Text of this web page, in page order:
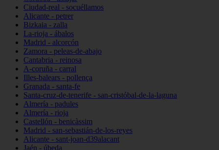
Ciudad-real - socuéllamos
Alicante - petrer
Bizkaia - zalla
La-rioja - ábalos
Madrid - alcorcón
Zamora - peleas-de-abajo
Cantabria - reinosa
A-coruña - carral
Illes-balears - pollença
Granada - santa-fe
Santa-cruz-de-tenerife - san-cristóbal-de-la-laguna
Almería - padules
Almería - rioja
Castellón - benicàssim
Madrid - san-sebastián-de-los-reyes
Alicante - sant-joan-d39alacant
Jaén - úbeda